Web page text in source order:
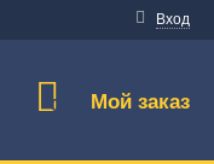
Вход
0 Мой заказ